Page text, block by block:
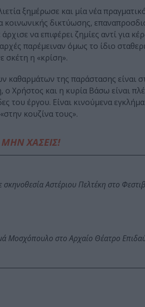
ξημέρωσε και μία νέα
δικτύωσης,
να επιφέρει ζημίες αντί για
παρέμειναν όμως το ίδιο
σκέτη η «κρίση».
καθαρμάτων της παράστασης είναι
Χρήστος και η κυρία Βάσω είναι
του έργου. Είναι κινούμενα
κουζίνα τους».
ΜΗΝ ΧΑΣΕΙΣ!
σκηνοθεσία Αστέριου Πελτέκη στο
Μοσχόπουλο στο Αρχαίο Θέατρο